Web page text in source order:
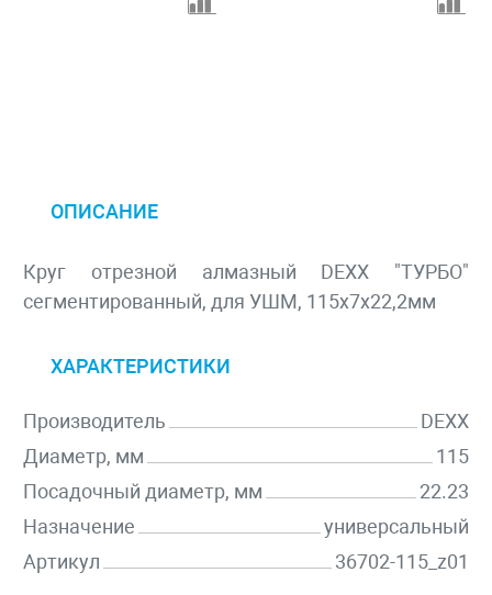
ОПИСАНИЕ
Круг отрезной алмазный DEXX "ТУРБО"
сегментированный, для УШМ, 115х7х22,2мм
ХАРАКТЕРИСТИКИ
Производитель
DEXX
Диаметр, мм
115
Посадочный диаметр, мм
22.23
Назначение
универсальный
Артикул
36702-115_z01